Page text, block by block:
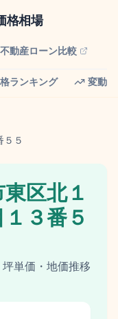
格相場
動産ローン比較
ランキング 変動
５５
区北１
３番５
坪単価・地価推移